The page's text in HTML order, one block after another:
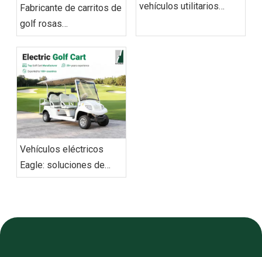
Fabricante de carritos de
golf rosas
personalizados con
capacidad de
exportación a nivel
mundial
vehículos utilitarios
abastecimiento y
Vehículos eléctricos
Eagle: soluciones de
movilidad ecológica para